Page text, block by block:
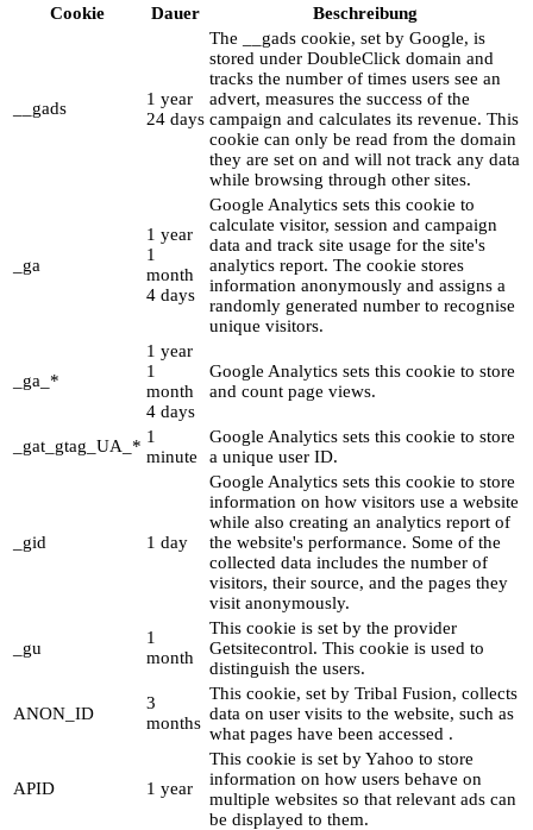
Cookie
Dauer Beschreibung
__gads
1 year
24 days
The __gads cookie, set by Google, is
stored under DoubleClick domain and
tracks the number of times users see an
advert, measures the success of the
campaign and calculates its revenue. This
cookie can only be read from the domain
they are set on and will not track any data
while browsing through other sites.
_ga
1 year
1
month
4 days
Google Analytics sets this cookie to
calculate visitor, session and campaign
data and track site usage for the site's
analytics report. The cookie stores
information anonymously and assigns a
randomly generated number to recognise
unique visitors.
_ga_*
1 year
1
month
4 days
Google Analytics sets this cookie to store
and count page views.
_gat_gtag_UA_* 1
minute
Google Analytics sets this cookie to store
a unique user ID.
_gid 1 day
Google Analytics sets this cookie to store
information on how visitors use a website
while also creating an analytics report of
the website's performance. Some of the
collected data includes the number of
visitors, their source, and the pages they
visit anonymously.
_gu
1
month
This cookie is set by the provider
Getsitecontrol. This cookie is used to
distinguish the users.
ANON_ID
3
months
This cookie, set by Tribal Fusion, collects
data on user visits to the website, such as
what pages have been accessed .
APID 1 year
This cookie is set by Yahoo to store
information on how users behave on
multiple websites so that relevant ads can
be displayed to them.